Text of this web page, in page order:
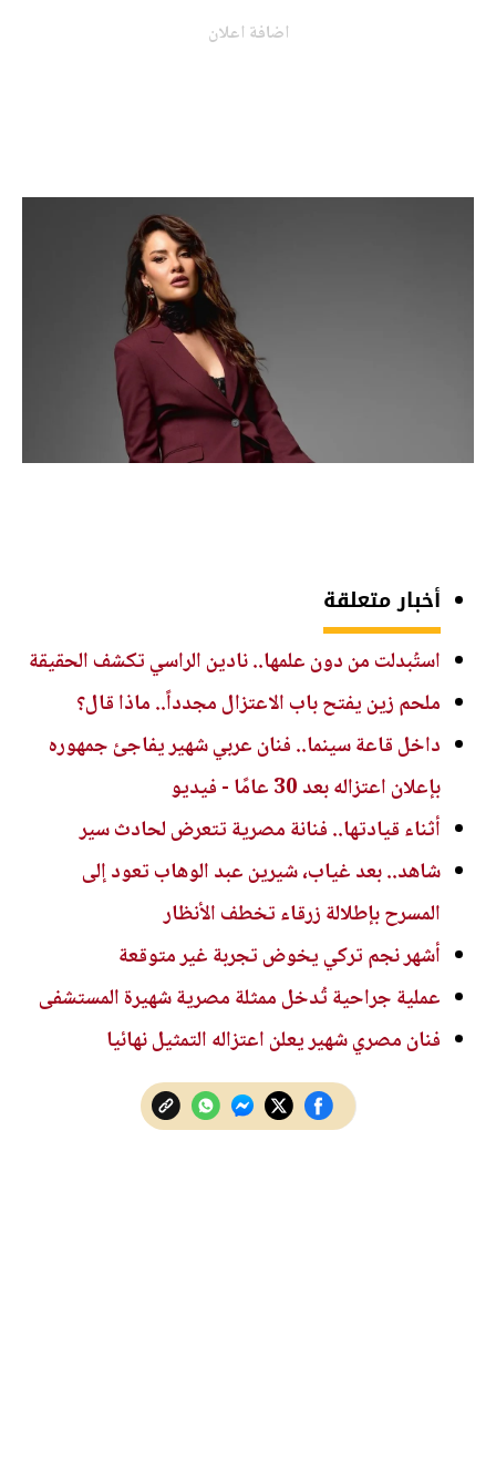
اضافة اعلان
أخبار متعلقة
استُبدلت من دون علمها.. نادين الراسي تكشف الحقيقة
ملحم زين يفتح باب الاعتزال مجدداً.. ماذا قال؟
داخل قاعة سينما.. فنان عربي شهير يفاجئ جمهوره
بإعلان اعتزاله بعد 30 عامًا - فيديو
أثناء قيادتها.. فنانة مصرية تتعرض لحادث سير
شاهد.. بعد غياب، شيرين عبد الوهاب تعود إلى
المسرح بإطلالة زرقاء تخطف الأنظار
أشهر نجم تركي يخوض تجربة غير متوقعة
عملية جراحية تُدخل ممثلة مصرية شهيرة المستشفى
فنان مصري شهير يعلن اعتزاله التمثيل نهائيا